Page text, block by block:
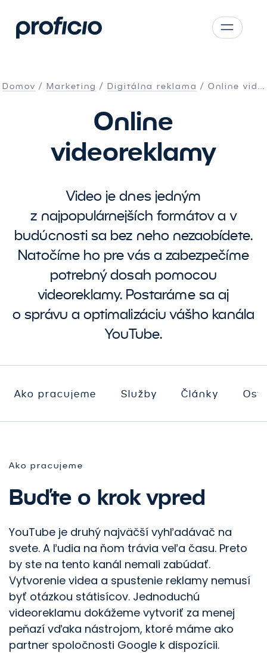
AT
PL
Domov Marketing Digitálna reklama Online vid…
Online
videoreklamy
Video je dnes jedným
z najpopulárnejších formátov a v
budúcnosti sa bez neho nezaobídete.
Natočíme ho pre vás a zabezpečíme
potrebný dosah pomocou
videoreklamy. Postaráme sa aj
o správu a optimalizáciu vášho kanála
YouTube.
Ako pracujeme Služby Články
Ako pracujeme
Buďte o krok vpred
YouTube je druhý najväčší vyhľadávač na
svete. A ľudia na ňom trávia veľa času. Preto
by ste na tento kanál nemali zabúdať.
Vytvorenie videa a spustenie reklamy nemusí
byť otázkou státisícov. Jednoduchú
videoreklamu dokážeme vytvoriť za menej
peňazí vďaka nástrojom, ktoré máme ako
partner spoločnosti Google k dispozícii.